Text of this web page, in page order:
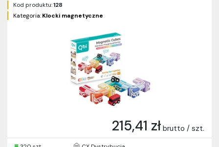
Kod produktu:128
Kategoria:Klocki magnetyczne
215,41 zł brutto / szt.